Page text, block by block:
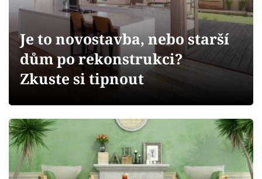
Přihlášení
Sledujte nás
Je to novostavba, nebo starší
dům po rekonstrukci?
Zkuste si tipnout